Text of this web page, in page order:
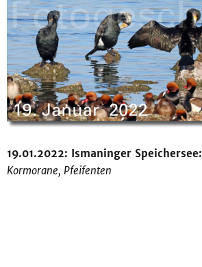
19.01.2022: Ismaninger Speichersee:
Kormorane, Pfeifenten